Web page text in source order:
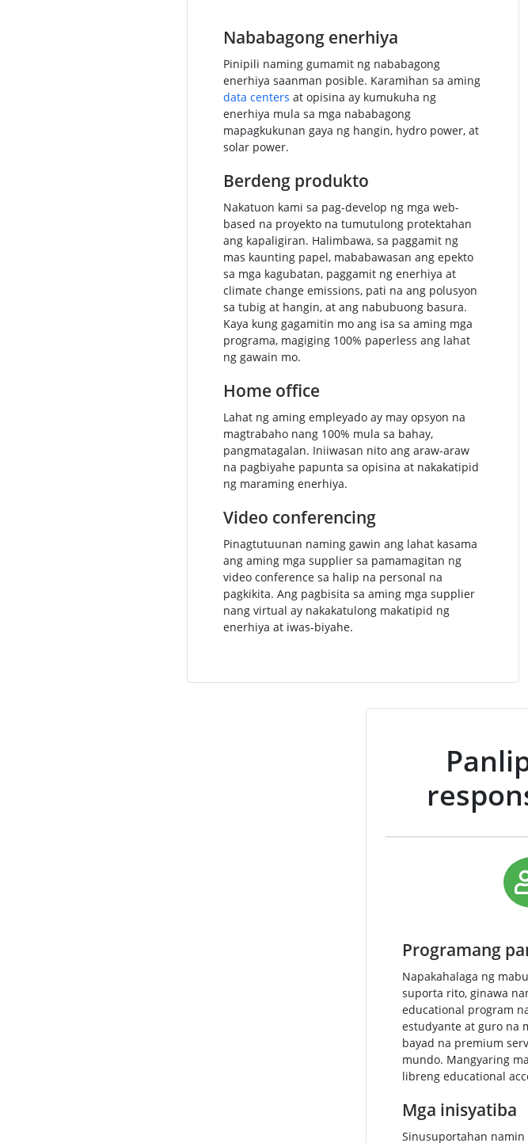
Nababagong enerhiya
Pinipili naming gumamit ng nababagong
enerhiya saanman posible. Karamihan sa aming
data centers at opisina ay kumukuha ng
enerhiya mula sa mga nababagong
mapagkukunan gaya ng hangin, hydro power, at
solar power.
Berdeng produkto
Nakatuon kami sa pag-develop ng mga web-
based na proyekto na tumutulong protektahan
ang kapaligiran. Halimbawa, sa paggamit ng
mas kaunting papel, mababawasan ang epekto
sa mga kagubatan, paggamit ng enerhiya at
climate change emissions, pati na ang polusyon
sa tubig at hangin, at ang nabubuong basura.
Kaya kung gagamitin mo ang isa sa aming mga
programa, magiging 100% paperless ang lahat
ng gawain mo.
Home office
Lahat ng aming empleyado ay may opsyon na
magtrabaho nang 100% mula sa bahay,
pangmatagalan. Iniiwasan nito ang araw-araw
na pagbiyahe papunta sa opisina at nakakatipid
ng maraming enerhiya.
Video conferencing
Pinagtutuunan naming gawin ang lahat kasama
ang aming mga supplier sa pamamagitan ng
video conference sa halip na personal na
pagkikita. Ang pagbisita sa aming mga supplier
nang virtual ay nakakatulong makatipid ng
enerhiya at iwas-biyahe.
Programang
Napakahalaga ng
suporta rito, ginawa
educational program
estudyante at guro na
bayad na premium
mundo. Mangyaring
libreng educational
Mga inisyatiba
Sinusuportahan